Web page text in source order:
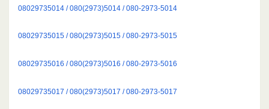
08029735014 / 080(2973)5014 / 080-2973-5014
08029735015 / 080(2973)5015 / 080-2973-5015
08029735016 / 080(2973)5016 / 080-2973-5016
08029735017 / 080(2973)5017 / 080-2973-5017